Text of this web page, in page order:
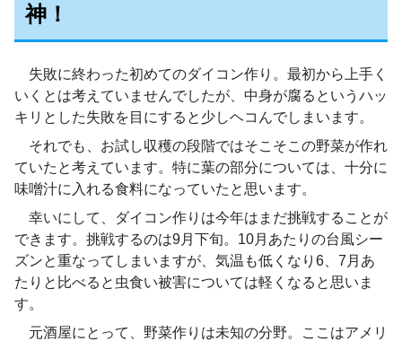
神！
失敗に終わった初めてのダイコン作り。最初から上手く
いくとは考えていませんでしたが、中身が腐るというハッ
キリとした失敗を目にすると少しヘコんでしまいます。
それでも、お試し収穫の段階ではそこそこの野菜が作れ
ていたと考えています。特に葉の部分については、十分に
味噌汁に入れる食料になっていたと思います。
幸いにして、ダイコン作りは今年はまだ挑戦することが
できます。挑戦するのは9月下旬。10月あたりの台風シー
ズンと重なってしまいますが、気温も低くなり6、7月あ
たりと比べると虫食い被害については軽くなると思いま
す。
元酒屋にとって、野菜作りは未知の分野。ここはアメリ